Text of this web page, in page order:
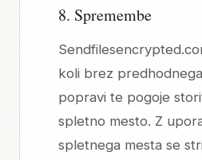
8. Spremembe
koli brez
popravi te pogoje
spletno mesto. Z
spletnega mesta se